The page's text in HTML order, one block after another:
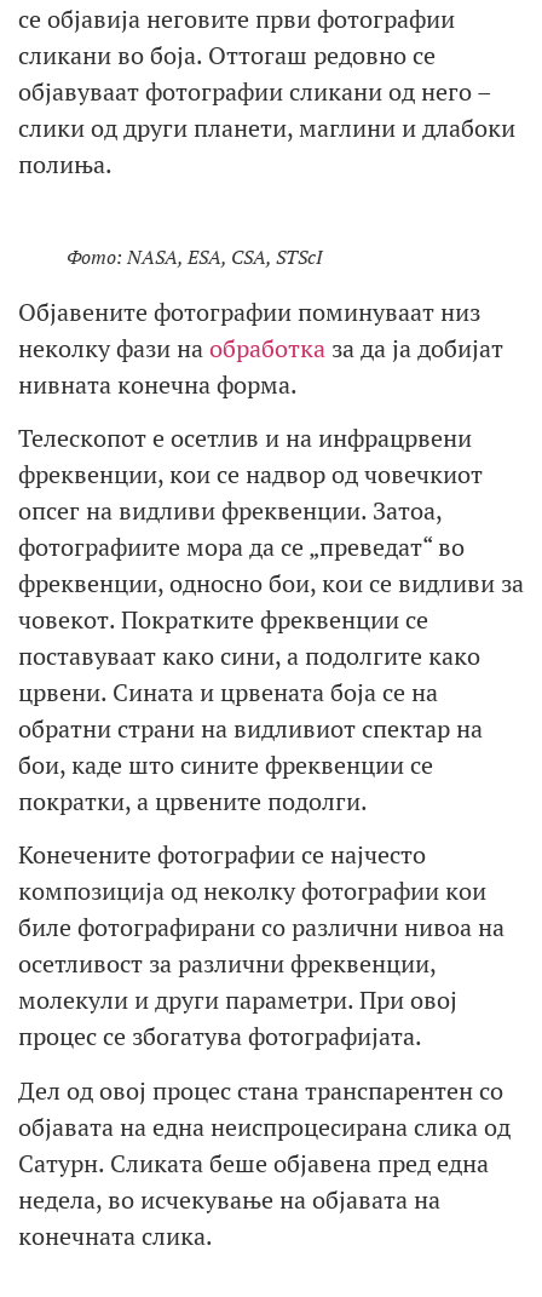
се објавија неговите први фотографии
сликани во боја. Оттогаш редовно се
објавуваат фотографии сликани од негo –
слики од други планети, маглини и длабоки
полиња.
Фото: NASA, ESA, CSA, STScI
Објавените фотографии поминуваат низ
неколку фази наобработка за да ја добијат
нивната конечна форма.
Телескопот е осетлив и на инфрацрвени
фреквенции, кои се надвор од човечкиот
опсег на видливи фреквенции. Затоа,
фотографиите мора да се „преведат“ во
фреквенции, односно бои, кои се видливи за
човекот. Пократките фреквенции се
поставуваат како сини, а подолгите како
црвени. Сината и црвената боја се на
обратни страни на видливиот спектар на
бои, каде што сините фреквенции се
пократки, а црвените подолги.
Конечените фотографии се најчесто
композиција од неколку фотографии кои
биле фотографирани со различни нивоа на
осетливост за различни фреквенции,
молекули и други параметри. При овој
процес се збогатува фотографијата.
Дел од овој процес стана транспарентен со
објавата на една неиспроцесирана слика од
Сатурн. Сликата беше објавена пред една
недела, во исчекување на објавата на
конечната слика.